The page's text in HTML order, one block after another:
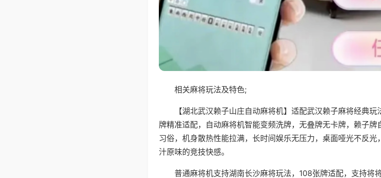
相关麻将玩法及特色;
【湖北武汉赖子山庄自动麻将机】适配武汉赖子麻将经典
牌精准适配，自动麻将机智能变频洗牌，无叠牌无卡牌，赖子
习俗，机身散热性能拉满，长时间娱乐无压力，桌面哑光不反
汁原味的竞技快感。
普通麻将机支持湖南长沙麻将玩法，108张牌适配，支持将